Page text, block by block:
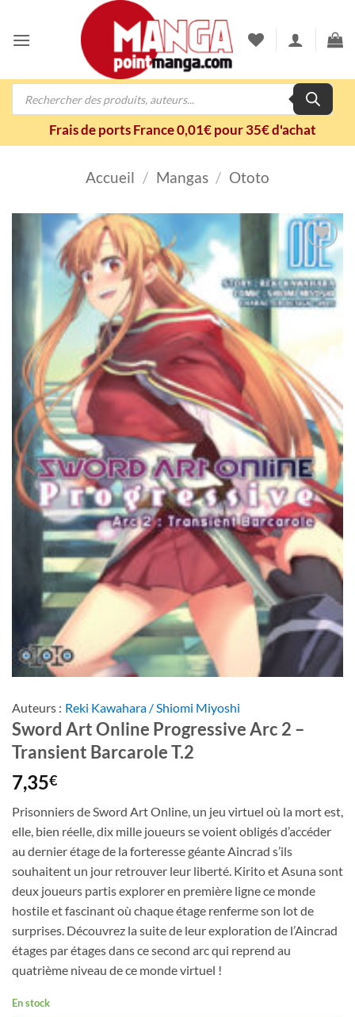
contenu
Recherche
Frais de ports France 0,01€ pour 35€ d'achat
Accueil / Mangas / Ototo
Ajouter
à la
wishlist
Auteurs : Reki Kawahara / Shiomi Miyoshi
Sword Art Online Progressive Arc 2 –
Transient Barcarole T.2
7,35€
Prisonniers de Sword Art Online, un jeu virtuel où la mort est,
elle, bien réelle, dix mille joueurs se voient obligés d’accéder
au dernier étage de la forteresse géante Aincrad s’ils
souhaitent un jour retrouver leur liberté. Kirito et Asuna sont
deux joueurs partis explorer en première ligne ce monde
hostile et fascinant où chaque étage renferme son lot de
surprises. Découvrez la suite de leur exploration de l’Aincrad
étages par étages dans ce second arc qui reprend au
quatrième niveau de ce monde virtuel !
En stock